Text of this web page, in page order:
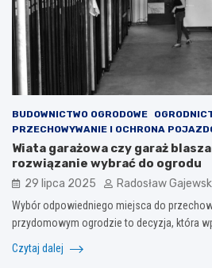
BUDOWNICTWO OGRODOWE
PRZECHOWYWANIE I OCHRONA
Wiata garażowa czy garaż
rozwiązanie wybrać do ogrodu
29 lipca 2025 Radosław
Wybór odpowiedniego miejsca do
przydomowym ogrodzie to decyzja, która
Czytaj dalej